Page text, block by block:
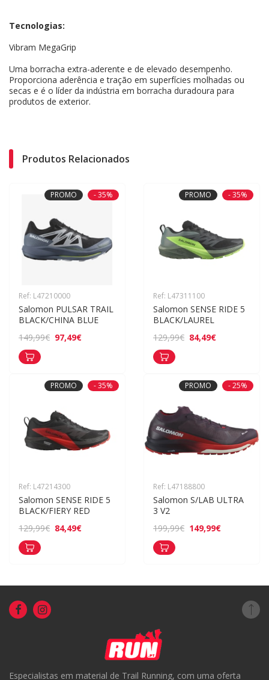
Tecnologias:
Vibram MegaGrip
Uma borracha extra-aderente e de elevado desempenho.
Proporciona aderência e tração em superfícies molhadas ou
secas e é o líder da indústria em borracha duradoura para
produtos de exterior.
Produtos Relacionados
PROMO - 35%
Ref: L47210000
Salomon PULSAR TRAIL
BLACK/CHINA BLUE
149,99€ 97,49€
PROMO - 35%
Ref: L47311100
Salomon SENSE RIDE 5
BLACK/LAUREL
129,99€ 84,49€
PROMO - 35%
Ref: L47214300
Salomon SENSE RIDE 5
BLACK/FIERY RED
129,99€ 84,49€
PROMO - 25%
Ref: L47188800
Salomon S/LAB ULTRA
3 V2
199,99€ 149,99€
Especialistas em material de Trail Running, com uma oferta